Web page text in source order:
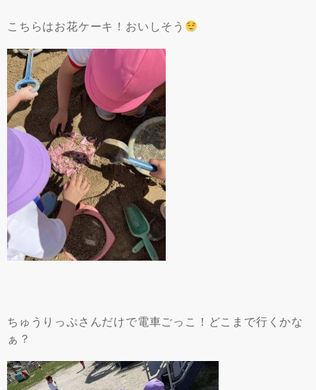
こちらはお花ケーキ！おいしそう
ちゅうりっぷさんだけで電車ごっこ！どこまで行くかな
ぁ？